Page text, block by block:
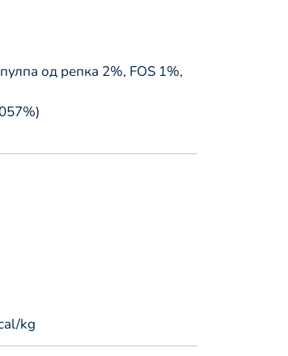
од репка 2%, FOS 1%,
kg